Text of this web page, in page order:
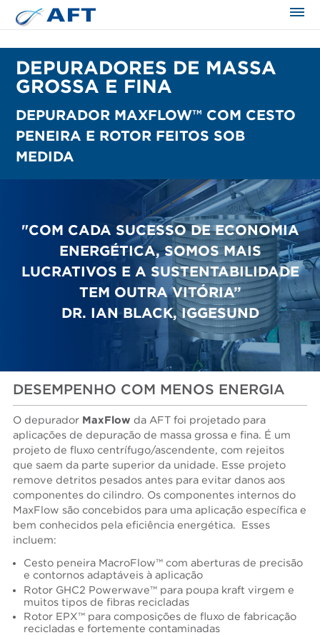
DEPURADORES DE MASSA
GROSSA E FINA
DEPURADOR MAXFLOW™ COM CESTO
PENEIRA E ROTOR FEITOS SOB
MEDIDA
"COM CADA SUCESSO DE ECONOMIA
ENERGÉTICA, SOMOS MAIS
LUCRATIVOS E A SUSTENTABILIDADE
TEM OUTRA VITÓRIA”
DR. IAN BLACK, IGGESUND
DESEMPENHO COM MENOS ENERGIA
O depurador MaxFlow da AFT foi projetado para
aplicações de depuração de massa grossa e fina. É um
projeto de fluxo centrífugo/ascendente, com rejeitos
que saem da parte superior da unidade. Esse projeto
remove detritos pesados antes para evitar danos aos
componentes do cilindro. Os componentes internos do
MaxFlow são concebidos para uma aplicação específica e
bem conhecidos pela eficiência energética. Esses
incluem:
Cesto peneira MacroFlow™ com aberturas de precisão
e contornos adaptáveis à aplicação
Rotor GHC2 Powerwave™ para poupa kraft virgem e
muitos tipos de fibras recicladas
Rotor EPX™ para composições de fluxo de fabricação
recicladas e fortemente contaminadas